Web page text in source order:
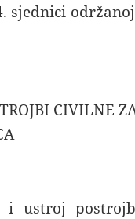
sjednici
CIVILNE
i ustroj